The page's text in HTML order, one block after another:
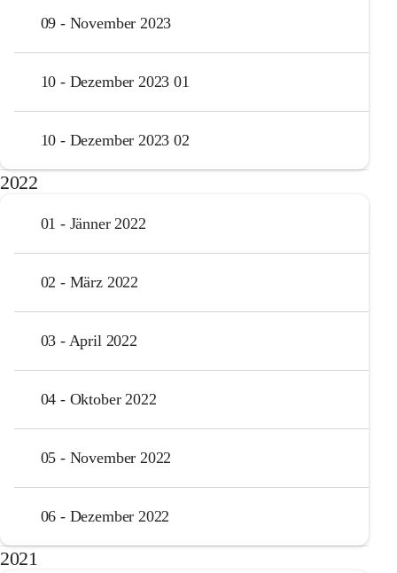
09 - November 2023
10 - Dezember 2023 01
10 - Dezember 2023 02
2022
01 - Jänner 2022
02 - März 2022
03 - April 2022
04 - Oktober 2022
05 - November 2022
06 - Dezember 2022
2021